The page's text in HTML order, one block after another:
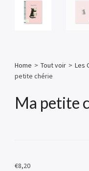
Home > Tout voir > Les
petite chérie
Ma petite
€8,20